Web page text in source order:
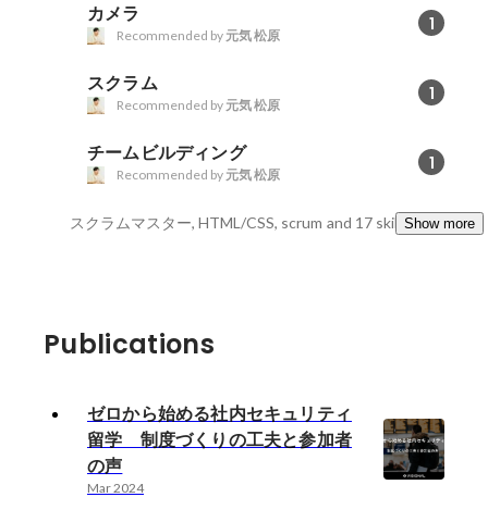
カメラ 1
Recommended by 元気 松原
スクラム 1
Recommended by 元気 松原
チームビルディング 1
Recommended by 元気 松原
スクラムマスター, HTML/CSS, scrum and 17 skillsShow more
Publications
ゼロから始める社内セキュリティ
留学 制度づくりの工夫と参加者
の声
Mar 2024